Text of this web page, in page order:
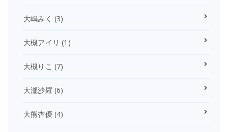
大嶋みく (3)
大槻アイリ (1)
大槻りこ (7)
大瀧沙羅 (6)
大熊杏優(4)